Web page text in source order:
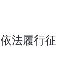
法履行征